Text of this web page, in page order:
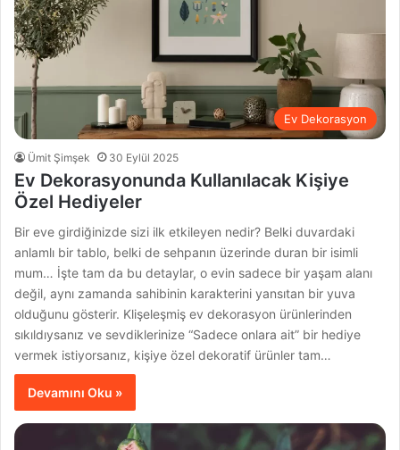
Ev Dekorasyon
Ümit Şimşek 30 Eylül 2025
Ev Dekorasyonunda Kullanılacak Kişiye
Özel Hediyeler
Bir eve girdiğinizde sizi ilk etkileyen nedir? Belki duvardaki
anlamlı bir tablo, belki de sehpanın üzerinde duran bir isimli
mum… İşte tam da bu detaylar, o evin sadece bir yaşam alanı
değil, aynı zamanda sahibinin karakterini yansıtan bir yuva
olduğunu gösterir. Klişeleşmiş ev dekorasyon ürünlerinden
sıkıldıysanız ve sevdiklerinize “Sadece onlara ait” bir hediye
vermek istiyorsanız, kişiye özel dekoratif ürünler tam…
Devamını Oku »